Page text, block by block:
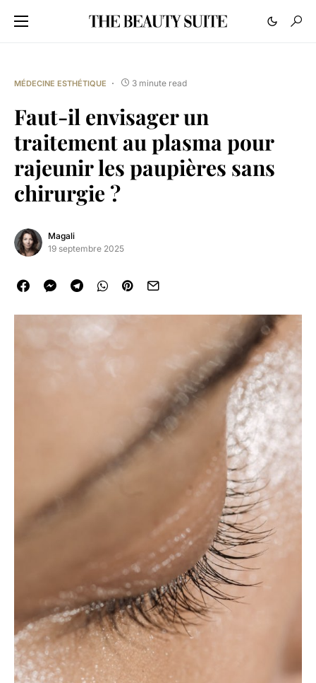
MÉDECINE ESTHÉTIQUE 3 minute read
Faut-il envisager un
traitement au plasma pour
rajeunir les paupières sans
chirurgie ?
Magali
19 septembre 2025